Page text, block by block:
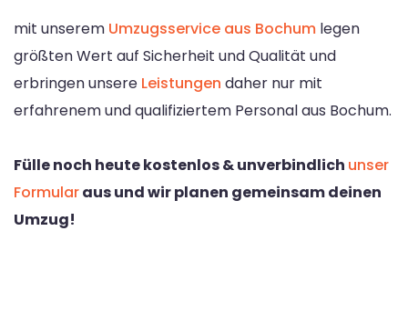
mit unserem Umzugsservice aus Bochum legen
größten Wert auf Sicherheit und Qualität und
erbringen unsere Leistungen daher nur mit
erfahrenem und qualifiziertem Personal aus Bochum.
Fülle noch heute kostenlos & unverbindlich unser
Formularaus und wir planen gemeinsam deinen
Umzug!